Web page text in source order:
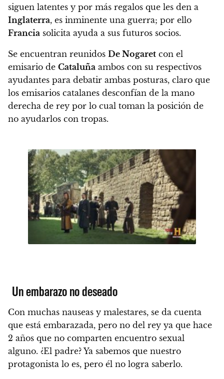
siguen latentes y por más regalos que les den a
Inglaterra, es inminente una guerra; por ello
Francia solicita ayuda a sus futuros socios.
Se encuentran reunidos De Nogaret con el
emisario de Cataluña ambos con su respectivos
ayudantes para debatir ambas posturas, claro que
los emisarios catalanes desconfían de la mano
derecha de rey por lo cual toman la posición de
no ayudarlos con tropas.
Un embarazo no deseado
Con muchas nauseas y malestares, se da cuenta
que está embarazada, pero no del rey ya que hace
2 años que no comparten encuentro sexual
alguno. ¿El padre? Ya sabemos que nuestro
protagonista lo es, pero él no logra saberlo.